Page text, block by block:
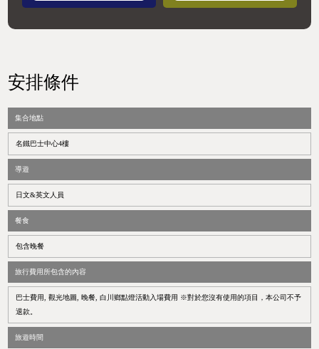
安排條件
集合地點
名鐵巴士中心4樓
導遊
日文&英文人員
餐食
包含晚餐
旅行費用所包含的內容
巴士費用, 觀光地圖, 晚餐, 白川鄉點燈活動入場費用 ※對於您沒有使用的項目，本公司不予
退款。
旅遊時間